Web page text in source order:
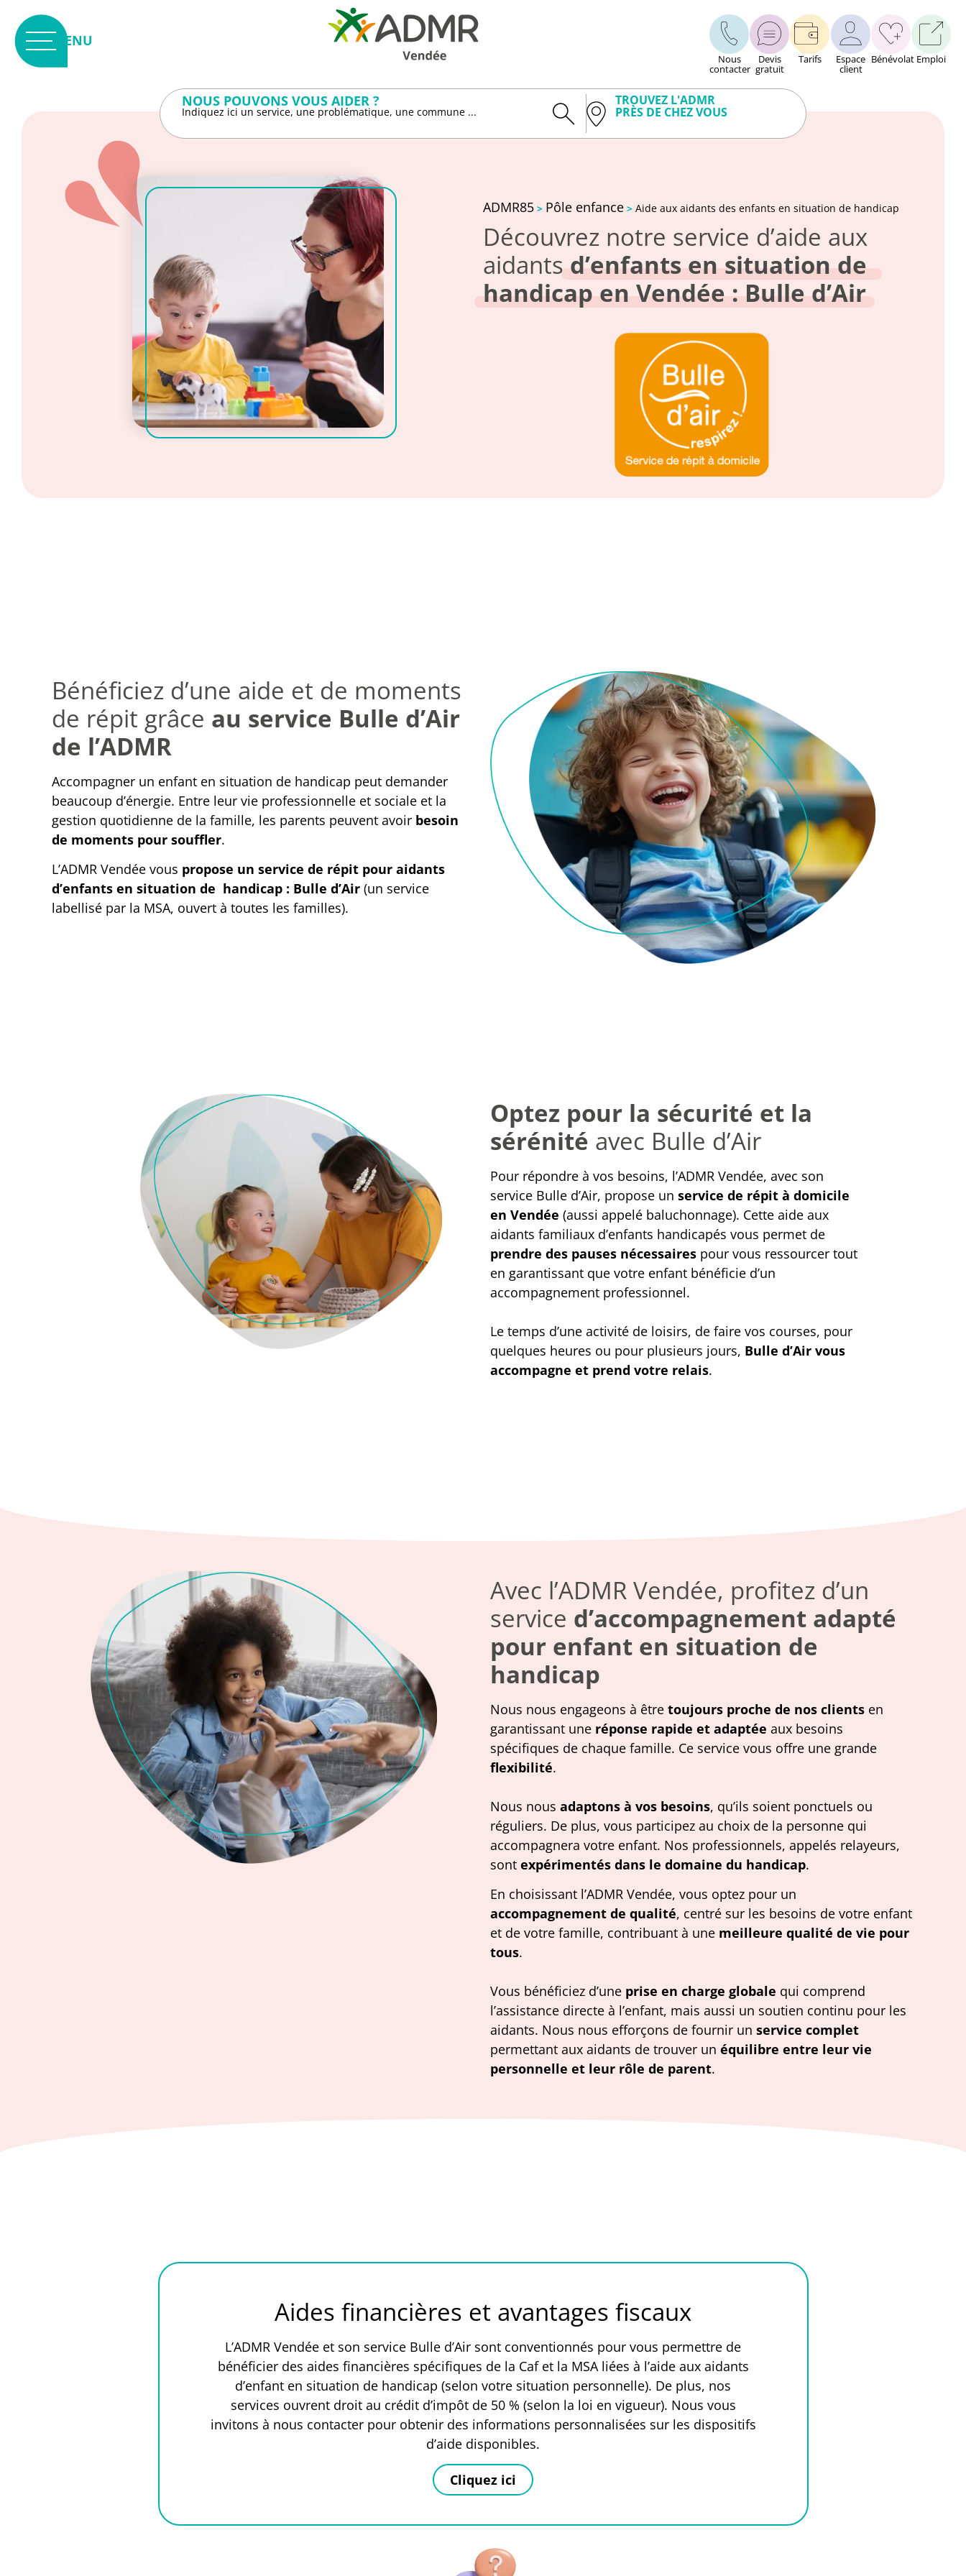
MENU
Nous
contacter
Devis
gratuit
Tarifs Espace
client
Bénévolat Emploi
NOUS POUVONS VOUS AIDER ?
Indiquez ici un service, une problématique, une commune ...
TROUVEZ L'ADMR
PRÈS DE CHEZ VOUS
ADMR85 > Pôle enfance > Aide aux aidants des enfants en situation de handicap
Découvrez notre service d’aide aux
aidants d’enfants en situation de
handicap en Vendée : Bulle d’Air
Bénéficiez d’une aide et de moments
de répit grâce au service Bulle d’Air
de l’ADMR
Accompagner un enfant en situation de handicap peut demander
beaucoup d’énergie. Entre leur vie professionnelle et sociale et la
gestion quotidienne de la famille, les parents peuvent avoir besoin
de moments pour souffler.
L’ADMR Vendée vous propose un service de répit pour aidants
d’enfants en situation de handicap : Bulle d’Air (un service
labellisé par la MSA, ouvert à toutes les familles).
Optez pour la sécurité et la
sérénité avec Bulle d’Air
Pour répondre à vos besoins, l’ADMR Vendée, avec son
service Bulle d’Air, propose un service de répit à domicile
en Vendée (aussi appelé baluchonnage). Cette aide aux
aidants familiaux d’enfants handicapés vous permet de
prendre des pauses nécessaires pour vous ressourcer tout
en garantissant que votre enfant bénéficie d’un
accompagnement professionnel.
Le temps d’une activité de loisirs, de faire vos courses, pour
quelques heures ou pour plusieurs jours, Bulle d’Air vous
accompagne et prend votre relais.
Avec l’ADMR Vendée, profitez d’un
service d’accompagnement adapté
pour enfant en situation de
handicap
Nous nous engageons à être toujours proche de nos clients en
garantissant une réponse rapide et adaptée aux besoins
spécifiques de chaque famille. Ce service vous offre une grande
flexibilité.
Nous nous adaptons à vos besoins, qu’ils soient ponctuels ou
réguliers. De plus, vous participez au choix de la personne qui
accompagnera votre enfant. Nos professionnels, appelés relayeurs,
sont expérimentés dans le domaine du handicap.
En choisissant l’ADMR Vendée, vous optez pour un
accompagnement de qualité, centré sur les besoins de votre enfant
et de votre famille, contribuant à une meilleure qualité de vie pour
tous.
Vous bénéficiez d’une prise en charge globale qui comprend
l’assistance directe à l’enfant, mais aussi un soutien continu pour les
aidants. Nous nous efforçons de fournir un service complet
permettant aux aidants de trouver un équilibre entre leur vie
personnelle et leur rôle de parent.
Aides financières et avantages fiscaux
L’ADMR Vendée et son service Bulle d’Air sont conventionnés pour vous permettre de
bénéficier des aides financières spécifiques de la Caf et la MSA liées à l’aide aux aidants
d’enfant en situation de handicap (selon votre situation personnelle). De plus, nos
services ouvrent droit au crédit d’impôt de 50 % (selon la loi en vigueur). Nous vous
invitons à nous contacter pour obtenir des informations personnalisées sur les dispositifs
d’aide disponibles.
Cliquez ici